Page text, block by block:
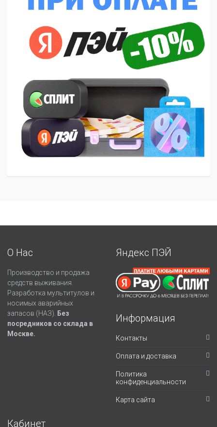
О Нас
Производство и продажа
средств выживания.
Разработка мультитулов и
носимых аварийных
запасов (НАЗ).
Без
посредников со склада в
Москве.
Яндекс ПЭЙ
Информация
Контакты
Оплата и доставка
Политика
конфиденциальности
Карта сайта
Кабинет